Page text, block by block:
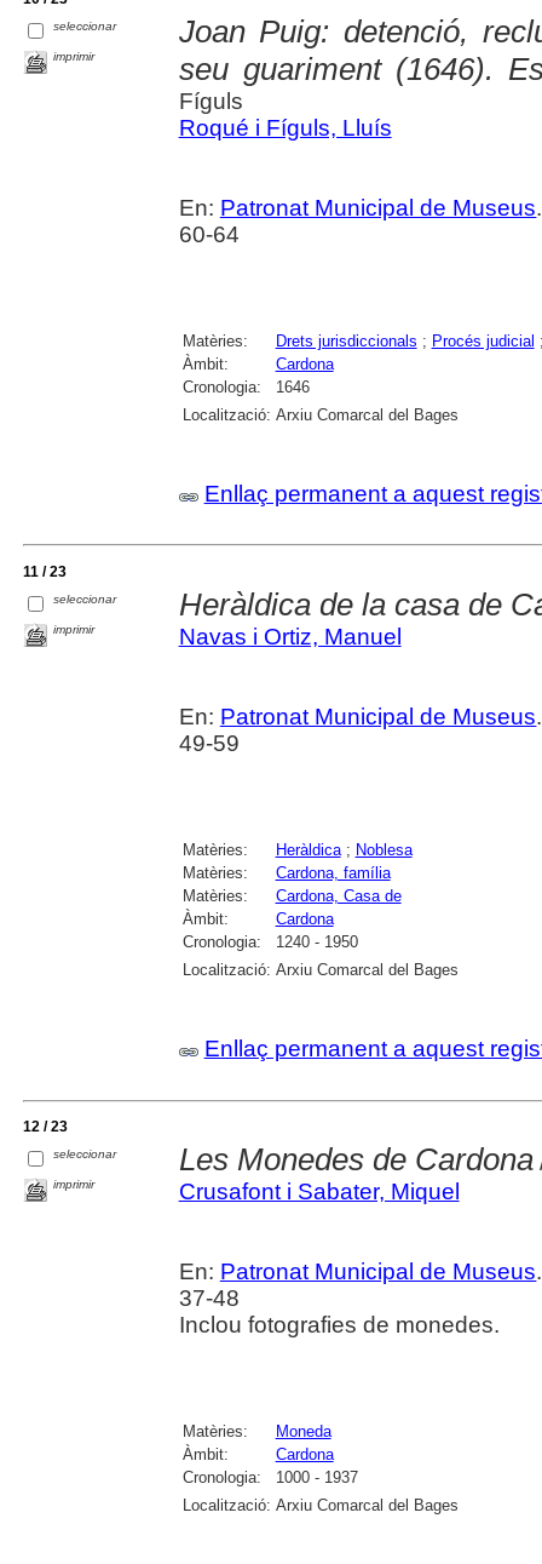
seleccionar
imprimir
Joan Puig: detenció,
seu guariment (1646).
Fíguls
Roqué i Fíguls, Lluís
En: Patronat Municipal de Museus
60-64
Matèries: Drets jurisdiccionals ; Procés judicial
Àmbit:
Cardona
Cronologia:
1646
Localització: Arxiu Comarcal del Bages
Enllaç permanent a aquest
11 / 23
seleccionar
imprimir
Heràldica de la casa de
Navas i Ortiz, Manuel
En: Patronat Municipal de Museus
49-59
Matèries: Heràldica; Noblesa
Matèries:
Cardona, família
Matèries:
Cardona, Casa de
Àmbit:
Cardona
Cronologia:
1240 - 1950
Localització: Arxiu Comarcal del Bages
Enllaç permanent a aquest
12 / 23
seleccionar
imprimir
Les Monedes de Cardona
Crusafont i Sabater, Miquel
En: Patronat Municipal de Museus
37-48
Inclou fotografies de monedes.
Matèries:
Moneda
Àmbit:
Cardona
Cronologia:
1000 - 1937
Localització: Arxiu Comarcal del Bages